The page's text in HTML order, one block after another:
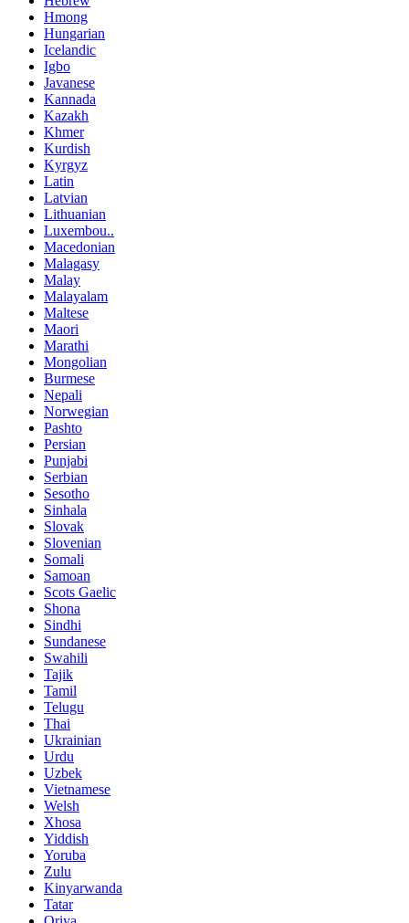
Hmong
Hungarian
Icelandic
Igbo
Javanese
Kannada
Kazakh
Khmer
Kurdish
Kyrgyz
Latin
Latvian
Lithuanian
Luxembou..
Macedonian
Malagasy
Malay
Malayalam
Maltese
Maori
Marathi
Mongolian
Burmese
Nepali
Norwegian
Pashto
Persian
Punjabi
Serbian
Sesotho
Sinhala
Slovak
Slovenian
Somali
Samoan
Scots Gaelic
Shona
Sindhi
Sundanese
Swahili
Tajik
Tamil
Telugu
Thai
Ukrainian
Urdu
Uzbek
Vietnamese
Welsh
Xhosa
Yiddish
Yoruba
Zulu
Kinyarwanda
Tatar